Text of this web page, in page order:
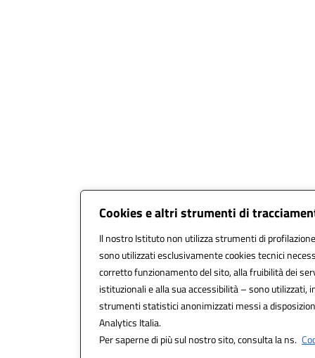
Cookies e altri strumenti di
Il nostro Istituto non utilizza strumenti di
sono utilizzati esclusivamente cookies tecnici
corretto funzionamento del sito, alla fruibilità dei
istituzionali e alla sua accessibilità – sono utilizzati,
strumenti statistici anonimizzati messi a
Analytics Italia.
Per saperne di più sul nostro sito, consulta la ns.